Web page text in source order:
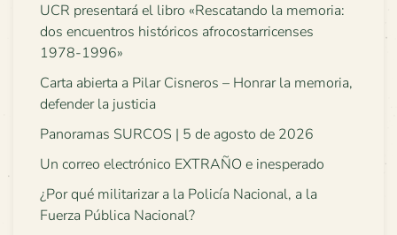
UCR presentará el libro «Rescatando la memoria:
dos encuentros históricos afrocostarricenses
1978-1996»
Carta abierta a Pilar Cisneros – Honrar la memoria,
defender la justicia
Panoramas SURCOS | 5 de agosto de 2026
Un correo electrónico EXTRAÑO e inesperado
¿Por qué militarizar a la Policía Nacional, a la
Fuerza Pública Nacional?